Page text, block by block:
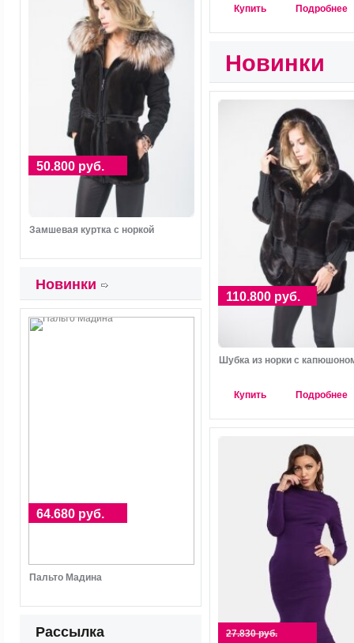
Купить Подробнее
Новинки
110.800 руб.
Шубка из норки с
Купить Подробнее
27.830 руб.
50.800 руб.
Замшевая куртка с норкой
Новинки
64.680 руб.
Пальто Мадина
Рассылка